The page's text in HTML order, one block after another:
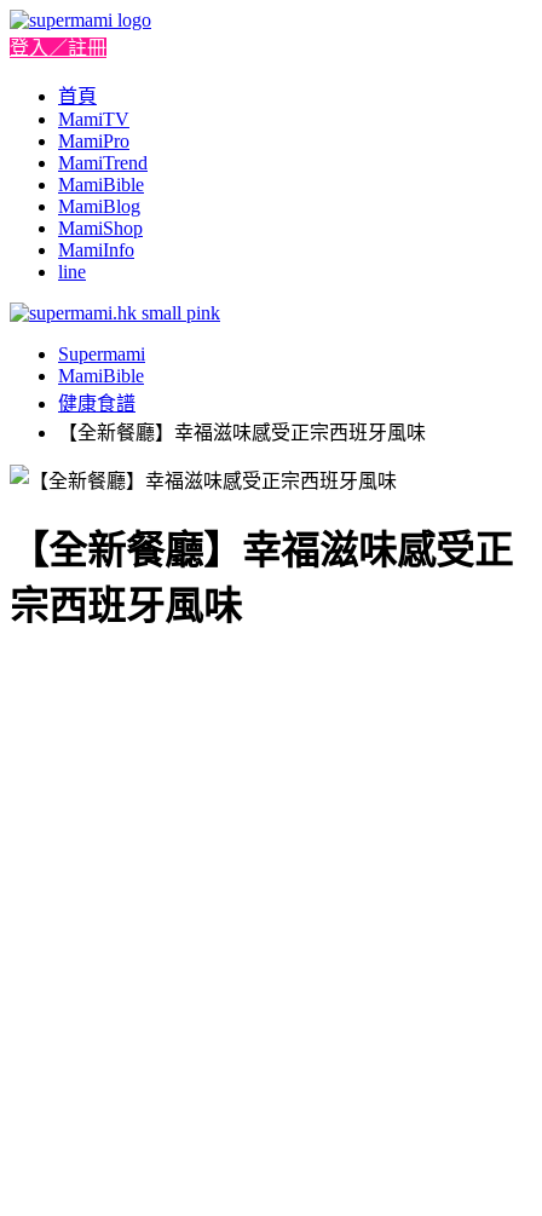
登入／註冊
首頁
MamiTV
MamiPro
MamiTrend
MamiBible
MamiBlog
MamiShop
MamiInfo
line
Supermami
MamiBible
健康食譜
【全新餐廳】幸福滋味感受正宗西班牙風味
【全新餐廳】幸福滋味感受正
宗西班牙風味